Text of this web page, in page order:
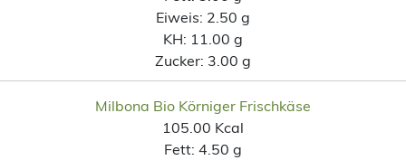
Eiweis: 2.50 g
KH: 11.00 g
Zucker: 3.00 g
Milbona Bio Körniger Frischkäse
105.00 Kcal
Fett: 4.50 g